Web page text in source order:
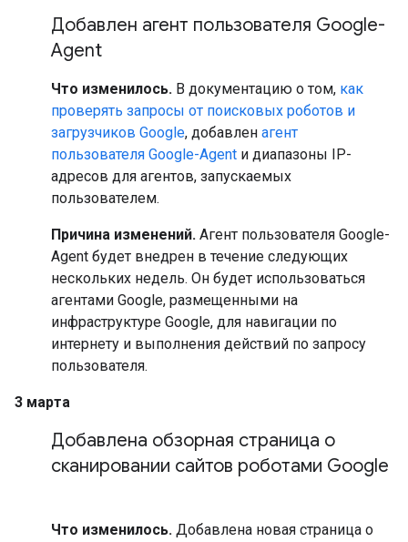
Добавлен агент пользователя Google-
Agent
Что изменилось. В документацию о том, как
проверять запросы от поисковых роботов и
загрузчиков Google, добавлен агент
пользователя Google-Agent и диапазоны IP-
адресов для агентов, запускаемых
пользователем.
Причина изменений. Агент пользователя Google-
Agent будет внедрен в течение следующих
нескольких недель. Он будет использоваться
агентами Google, размещенными на
инфраструктуре Google, для навигации по
интернету и выполнения действий по запросу
пользователя.
3 марта
Добавлена обзорная страница о
сканировании сайтов роботами Google
Что изменилось. Добавлена новая страница о